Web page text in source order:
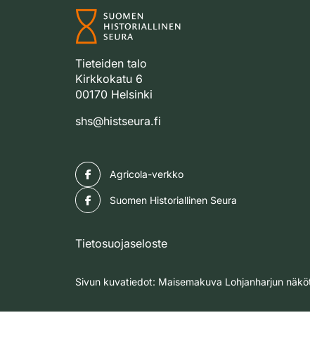
Tieteiden talo
Kirkkokatu 6
00170 Helsinki
shs@histseura.fi
Agricola-verkko
Suomen Historiallinen Seura
Tietosuojaseloste
Sivun kuvatiedot: Maisemakuva Lohjanharjun